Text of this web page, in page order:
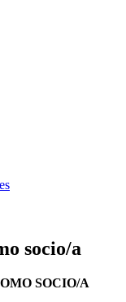
socio/a
SOCIO/A